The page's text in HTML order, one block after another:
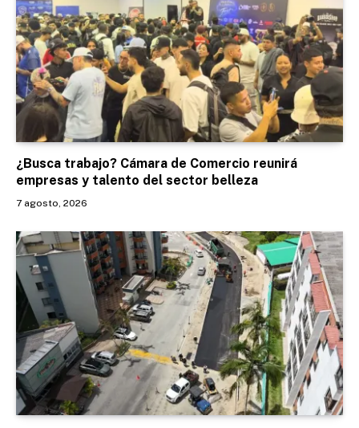
¿Busca trabajo? Cámara de Comercio reunirá
empresas y talento del sector belleza
7 agosto, 2026